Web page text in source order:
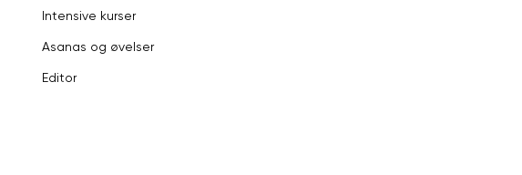
Intensive kurser
Asanas og øvelser
Editor